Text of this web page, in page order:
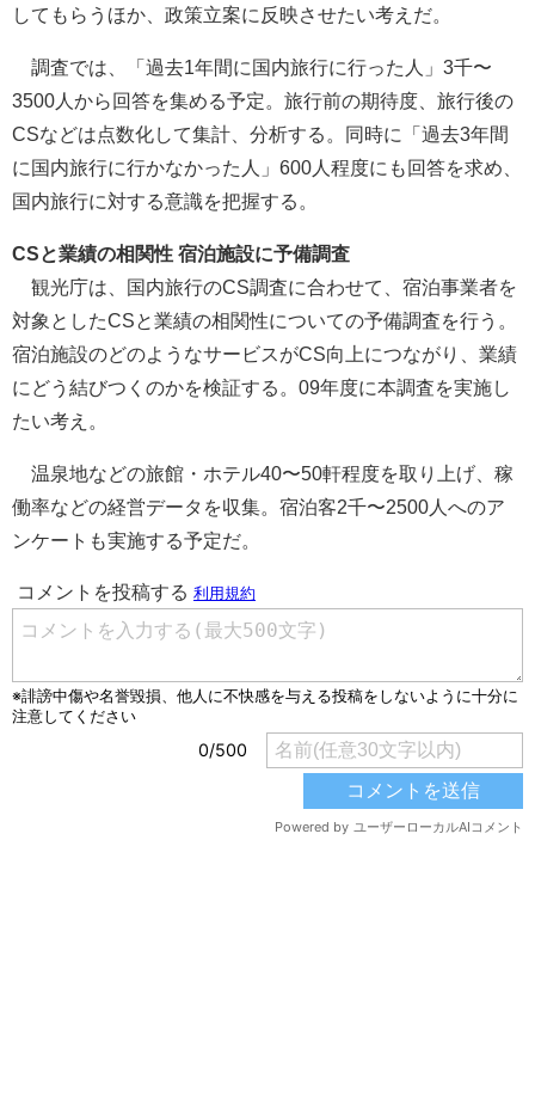
してもらうほか、政策立案に反映させたい考えだ。
調査では、「過去1年間に国内旅行に行った人」3千〜
3500人から回答を集める予定。旅行前の期待度、旅行後の
CSなどは点数化して集計、分析する。同時に「過去3年間
に国内旅行に行かなかった人」600人程度にも回答を求め、
国内旅行に対する意識を把握する。
CSと業績の相関性 宿泊施設に予備調査
観光庁は、国内旅行のCS調査に合わせて、宿泊事業者を
対象としたCSと業績の相関性についての予備調査を行う。
宿泊施設のどのようなサービスがCS向上につながり、業績
にどう結びつくのかを検証する。09年度に本調査を実施し
たい考え。
温泉地などの旅館・ホテル40〜50軒程度を取り上げ、稼
働率などの経営データを収集。宿泊客2千〜2500人へのア
ンケートも実施する予定だ。